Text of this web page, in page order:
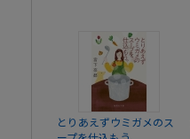
とりあえずウミガメのス